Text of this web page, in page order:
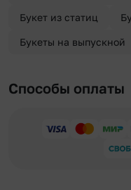
Букет из статиц
Букеты на выпускной
Способы оплаты